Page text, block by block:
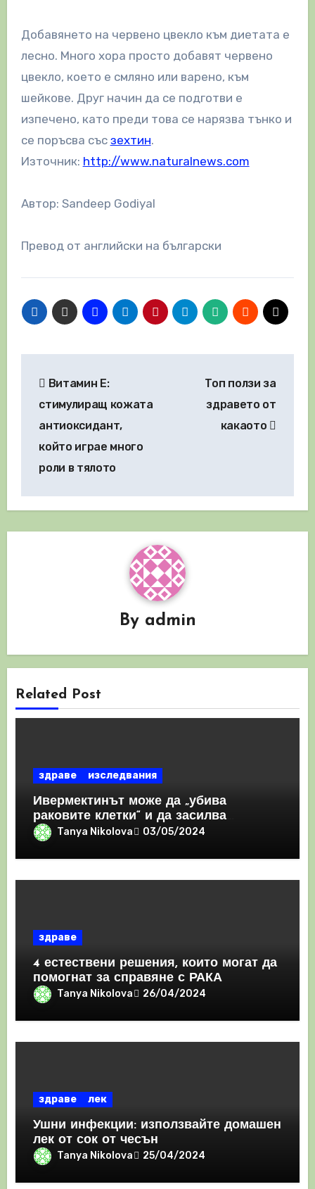
Добавянето на червено цвекло към диетата е
лесно. Много хора просто добавят червено
цвекло, което е смляно или варено, към
шейкове. Друг начин да се подготви е
изпечено, като преди това се нарязва тънко и
се поръсва със зехтин.
Източник: http://www.naturalnews.com
Автор: Sandeep Godiyal
Превод от английски на български
Витамин E:
стимулиращ кожата
антиоксидант,
който играе много
роли в тялото
Топ ползи за
здравето от
какаото
By admin
Related Post
здраве изследвания
Ивермектинът може да „убива
раковите клетки“ и да засилва
имунния отговор
Tanya Nikolova 03/05/2024
здраве
4 естествени решения, които могат да
помогнат за справяне с РАКА
Tanya Nikolova 26/04/2024
здраве лек
Ушни инфекции: използвайте домашен
лек от сок от чесън
Tanya Nikolova 25/04/2024